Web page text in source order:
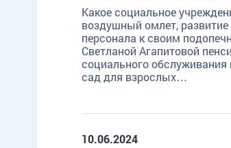
Какое социальное
воздушный омлет, развитие
персонала к своим
Светланой Агапитовой
социального обслуживания
сад для взрослых…
10.06.2024